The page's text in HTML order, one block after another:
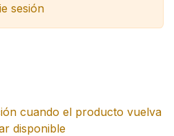
sesión
cuando el producto vuelva
disponible